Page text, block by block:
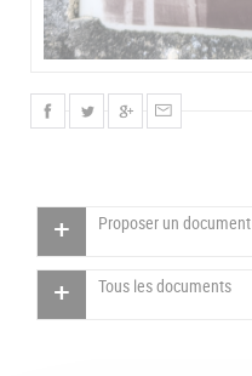
Proposer un document
Tous les documents